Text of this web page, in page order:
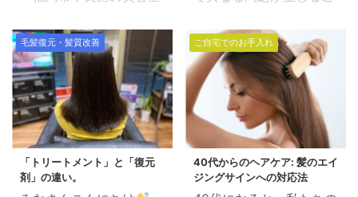
す。 「白髪染め」とよ
く言われますが、個人的
には昔のように「暗く染
める」という選択肢しか
なかった時代と比べると
今の時代は「オシャレ染
め」も「白髪染め」もデ
ザイン的にそんなに大し
た差はないように感じま
に対処するには専門的な
知識が必要です。 ここで
は、科学的研究と実証さ
れた方法を基に、男性と
女性の髪の問題とその解
決策を深掘りします。 目
次 男性の髪の問題：男性
型脱毛症（AGA） 解決
策 女性の髪の問題：女性
毛髪復元・髪質改善
「トリートメント」と「復元
剤」の違い。
ご自宅でのお手入れ
40代からのヘアケア: 髪のエイ
ジングサインへの対応法